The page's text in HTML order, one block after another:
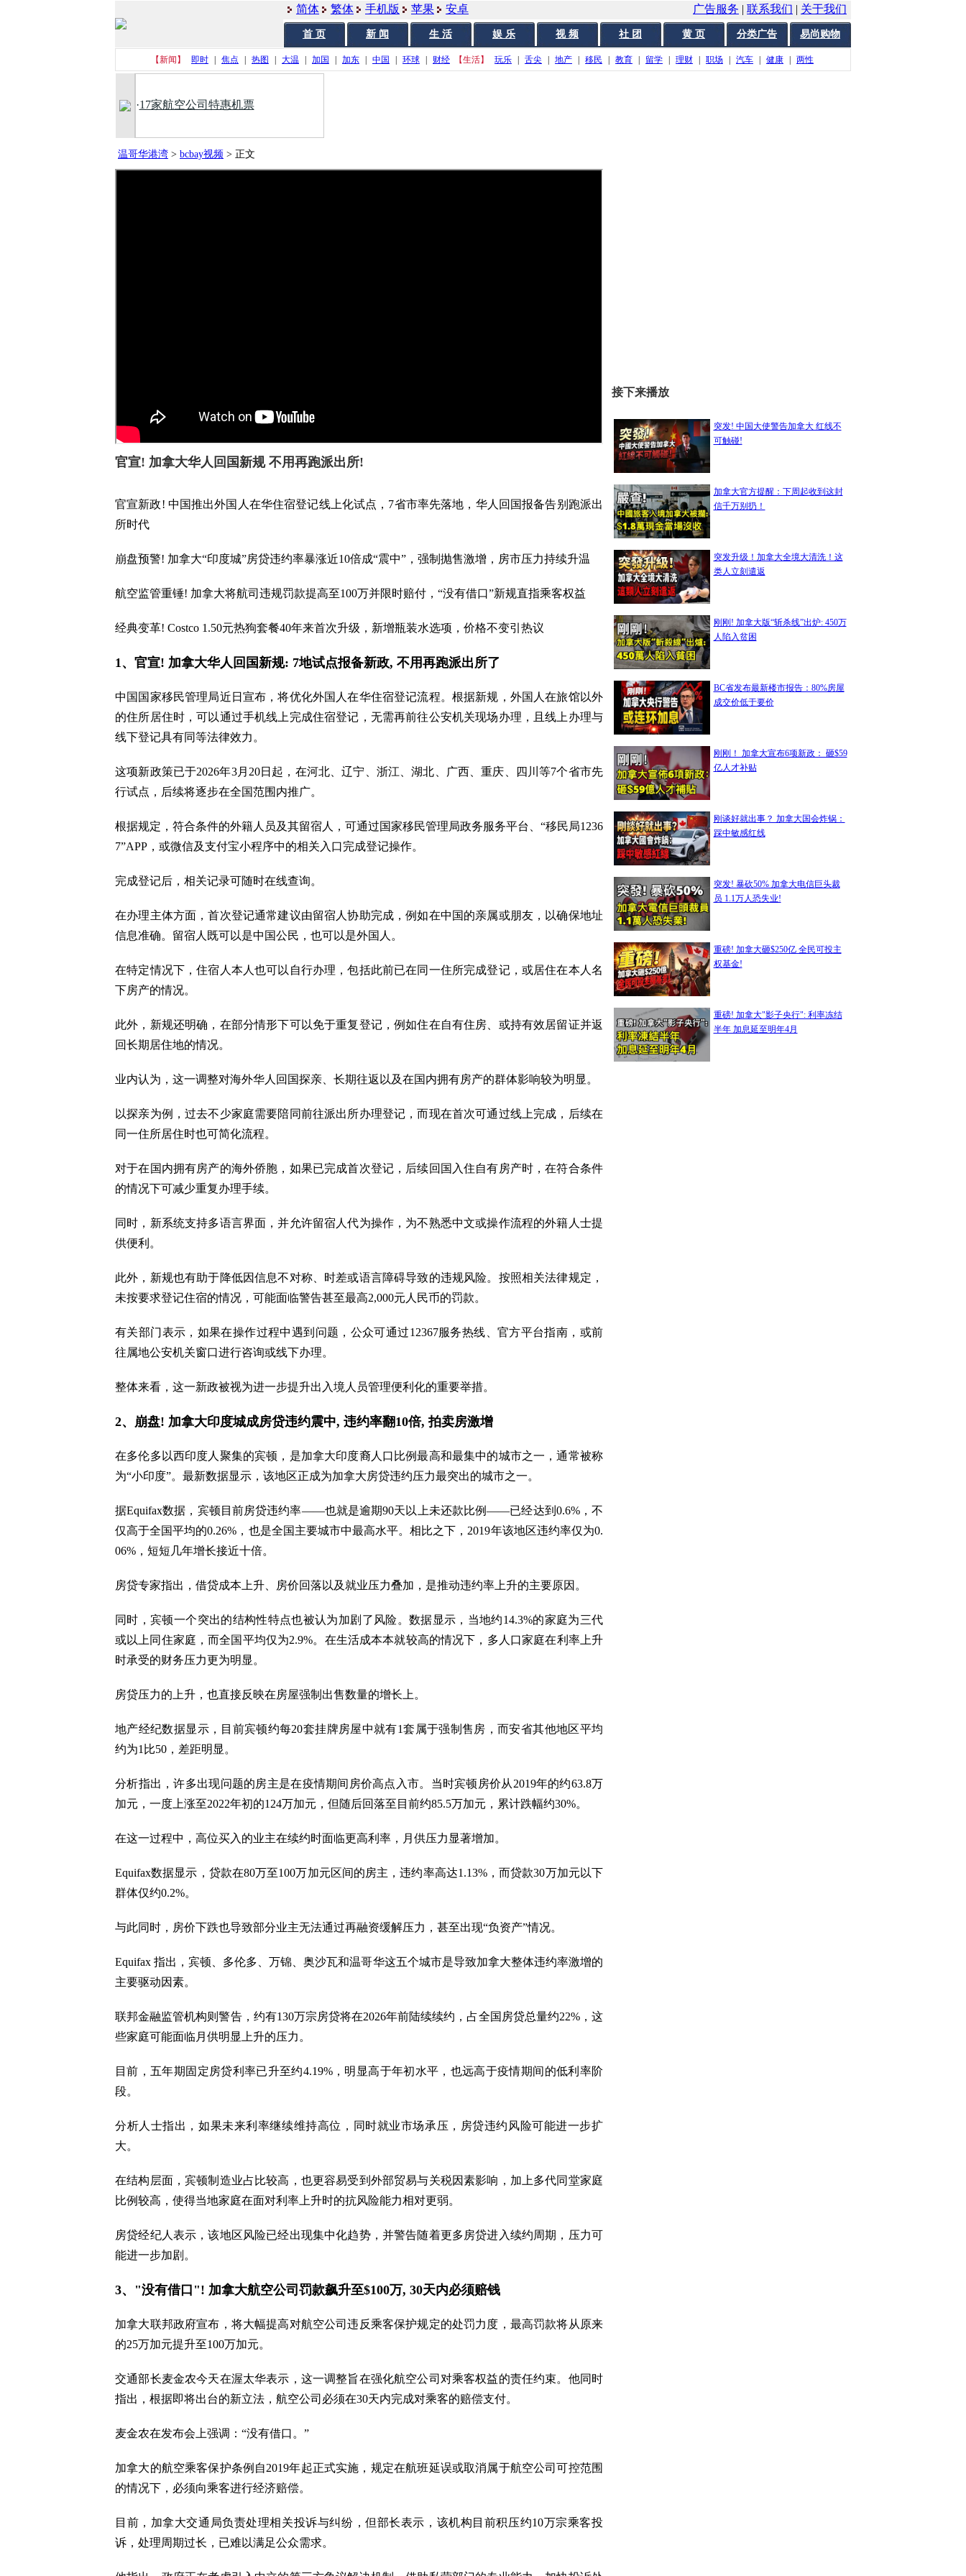
简体 繁体 手机版 苹果 安卓 广告服务 | 联系我们 | 关于我们
首 页 新 闻 生 活 娱 乐 视 频 社 团 黄 页 分类广告 易尚购物
【新闻】 即时 焦点 热图 大温 加国 加东 中国 环球 财经 【生活】 玩乐 舌尖 地产 移民 教育 留学 理财 职场 汽车 健康 两性
·17家航空公司特惠机票
温哥华港湾 > bcbay视频 > 正文
官宣! 加拿大华人回国新规 不用再跑派出所!
官宣新政! 中国推出外国人在华住宿登记线上化试点，7省市率先落地，华人回国报备告别跑派出
所时代
崩盘预警! 加拿大“印度城”房贷违约率暴涨近10倍成“震中”，强制抛售激增，房市压力持续升温
航空监管重锤! 加拿大将航司违规罚款提高至100万并限时赔付，“没有借口”新规直指乘客权益
经典变革! Costco 1.50元热狗套餐40年来首次升级，新增瓶装水选项，价格不变引热议
1、官宣! 加拿大华人回国新规: 7地试点报备新政, 不用再跑派出所了
中国国家移民管理局近日宣布，将优化外国人在华住宿登记流程。根据新规，外国人在旅馆以外
的住所居住时，可以通过手机线上完成住宿登记，无需再前往公安机关现场办理，且线上办理与
线下登记具有同等法律效力。
这项新政策已于2026年3月20日起，在河北、辽宁、浙江、湖北、广西、重庆、四川等7个省市先
行试点，后续将逐步在全国范围内推广。
根据规定，符合条件的外籍人员及其留宿人，可通过国家移民管理局政务服务平台、“移民局1236
7”APP，或微信及支付宝小程序中的相关入口完成登记操作。
完成登记后，相关记录可随时在线查询。
在办理主体方面，首次登记通常建议由留宿人协助完成，例如在中国的亲属或朋友，以确保地址
信息准确。留宿人既可以是中国公民，也可以是外国人。
在特定情况下，住宿人本人也可以自行办理，包括此前已在同一住所完成登记，或居住在本人名
下房产的情况。
此外，新规还明确，在部分情形下可以免于重复登记，例如住在自有住房、或持有效居留证并返
回长期居住地的情况。
业内认为，这一调整对海外华人回国探亲、长期往返以及在国内拥有房产的群体影响较为明显。
以探亲为例，过去不少家庭需要陪同前往派出所办理登记，而现在首次可通过线上完成，后续在
同一住所居住时也可简化流程。
对于在国内拥有房产的海外侨胞，如果已完成首次登记，后续回国入住自有房产时，在符合条件
的情况下可减少重复办理手续。
同时，新系统支持多语言界面，并允许留宿人代为操作，为不熟悉中文或操作流程的外籍人士提
供便利。
此外，新规也有助于降低因信息不对称、时差或语言障碍导致的违规风险。按照相关法律规定，
未按要求登记住宿的情况，可能面临警告甚至最高2,000元人民币的罚款。
有关部门表示，如果在操作过程中遇到问题，公众可通过12367服务热线、官方平台指南，或前
往属地公安机关窗口进行咨询或线下办理。
整体来看，这一新政被视为进一步提升出入境人员管理便利化的重要举措。
2、崩盘! 加拿大印度城成房贷违约震中, 违约率翻10倍, 拍卖房激增
在多伦多以西印度人聚集的宾顿，是加拿大印度裔人口比例最高和最集中的城市之一，通常被称
为“小印度”。最新数据显示，该地区正成为加拿大房贷违约压力最突出的城市之一。
据Equifax数据，宾顿目前房贷违约率——也就是逾期90天以上未还款比例——已经达到0.6%，不
仅高于全国平均的0.26%，也是全国主要城市中最高水平。相比之下，2019年该地区违约率仅为0.
06%，短短几年增长接近十倍。
房贷专家指出，借贷成本上升、房价回落以及就业压力叠加，是推动违约率上升的主要原因。
同时，宾顿一个突出的结构性特点也被认为加剧了风险。数据显示，当地约14.3%的家庭为三代
或以上同住家庭，而全国平均仅为2.9%。在生活成本本就较高的情况下，多人口家庭在利率上升
时承受的财务压力更为明显。
房贷压力的上升，也直接反映在房屋强制出售数量的增长上。
地产经纪数据显示，目前宾顿约每20套挂牌房屋中就有1套属于强制售房，而安省其他地区平均
约为1比50，差距明显。
分析指出，许多出现问题的房主是在疫情期间房价高点入市。当时宾顿房价从2019年的约63.8万
加元，一度上涨至2022年初的124万加元，但随后回落至目前约85.5万加元，累计跌幅约30%。
在这一过程中，高位买入的业主在续约时面临更高利率，月供压力显著增加。
Equifax数据显示，贷款在80万至100万加元区间的房主，违约率高达1.13%，而贷款30万加元以下
群体仅约0.2%。
与此同时，房价下跌也导致部分业主无法通过再融资缓解压力，甚至出现“负资产”情况。
Equifax 指出，宾顿、多伦多、万锦、奥沙瓦和温哥华这五个城市是导致加拿大整体违约率激增的
主要驱动因素。
联邦金融监管机构则警告，约有130万宗房贷将在2026年前陆续续约，占全国房贷总量约22%，这
些家庭可能面临月供明显上升的压力。
目前，五年期固定房贷利率已升至约4.19%，明显高于年初水平，也远高于疫情期间的低利率阶
段。
分析人士指出，如果未来利率继续维持高位，同时就业市场承压，房贷违约风险可能进一步扩
大。
在结构层面，宾顿制造业占比较高，也更容易受到外部贸易与关税因素影响，加上多代同堂家庭
比例较高，使得当地家庭在面对利率上升时的抗风险能力相对更弱。
房贷经纪人表示，该地区风险已经出现集中化趋势，并警告随着更多房贷进入续约周期，压力可
能进一步加剧。
3、"没有借口"! 加拿大航空公司罚款飙升至$100万, 30天内必须赔钱
加拿大联邦政府宣布，将大幅提高对航空公司违反乘客保护规定的处罚力度，最高罚款将从原来
的25万加元提升至100万加元。
交通部长麦金农今天在渥太华表示，这一调整旨在强化航空公司对乘客权益的责任约束。他同时
指出，根据即将出台的新立法，航空公司必须在30天内完成对乘客的赔偿支付。
麦金农在发布会上强调：“没有借口。”
加拿大的航空乘客保护条例自2019年起正式实施，规定在航班延误或取消属于航空公司可控范围
的情况下，必须向乘客进行经济赔偿。
目前，加拿大交通局负责处理相关投诉与纠纷，但部长表示，该机构目前积压约10万宗乘客投
诉，处理周期过长，已难以满足公众需求。
接下来播放
突发! 中国大使警告加拿大 红线不
可触碰!
加拿大官方提醒：下周起收到这封
信千万别扔！
突发升级！加拿大全境大清洗！这
类人立刻遣返
刚刚! 加拿大版“斩杀线”出炉: 450万
人陷入贫困
BC省发布最新楼市报告：80%房屋
成交价低于要价
刚刚！ 加拿大宣布6项新政： 砸$59
亿人才补贴
刚谈好就出事？ 加拿大国会炸锅：
踩中敏感红线
突发! 暴砍50% 加拿大电信巨头裁
员 1.1万人恐失业!
重磅! 加拿大砸$250亿 全民可投主
权基金!
重磅! 加拿大"影子央行": 利率冻结
半年 加息延至明年4月